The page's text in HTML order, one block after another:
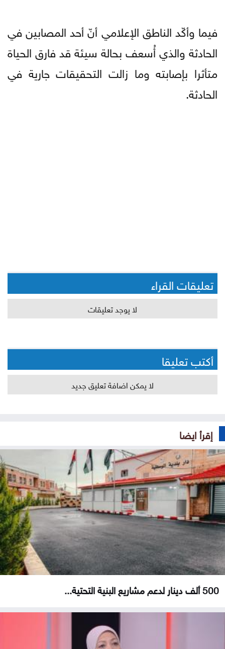
فيما وأكّد الناطق الإعلامي أنّ أحد المصابين في
الحادثة والذي أُسعف بحالة سيئة قد فارق الحياة
متأثرا بإصابته وما زالت التحقيقات جارية في
الحادثة.
تعليقات القراء
لا يوجد تعليقات
أكتب تعليقا
لا يمكن اضافة تعليق جديد
إقرأ ايضا
500 ألف دينار لدعم مشاريع البنية التحتية...